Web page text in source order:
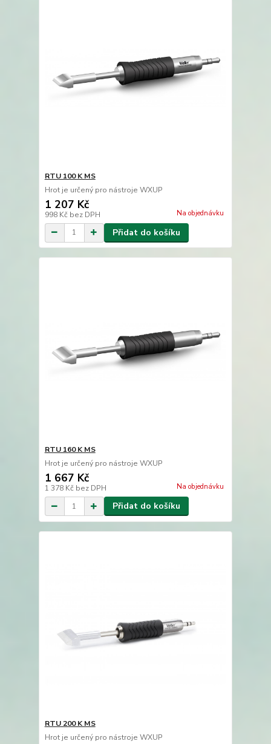
RTU 100 K MS
Hrot je určený pro nástroje WXUP
1 207 Kč
998 Kč bez DPH Na objednávku
Přidat do košíku
RTU 160 K MS
Hrot je určený pro nástroje WXUP
1 667 Kč
1 378 Kč bez DPH Na objednávku
Přidat do košíku
RTU 200 K MS
Hrot je určený pro nástroje WXUP